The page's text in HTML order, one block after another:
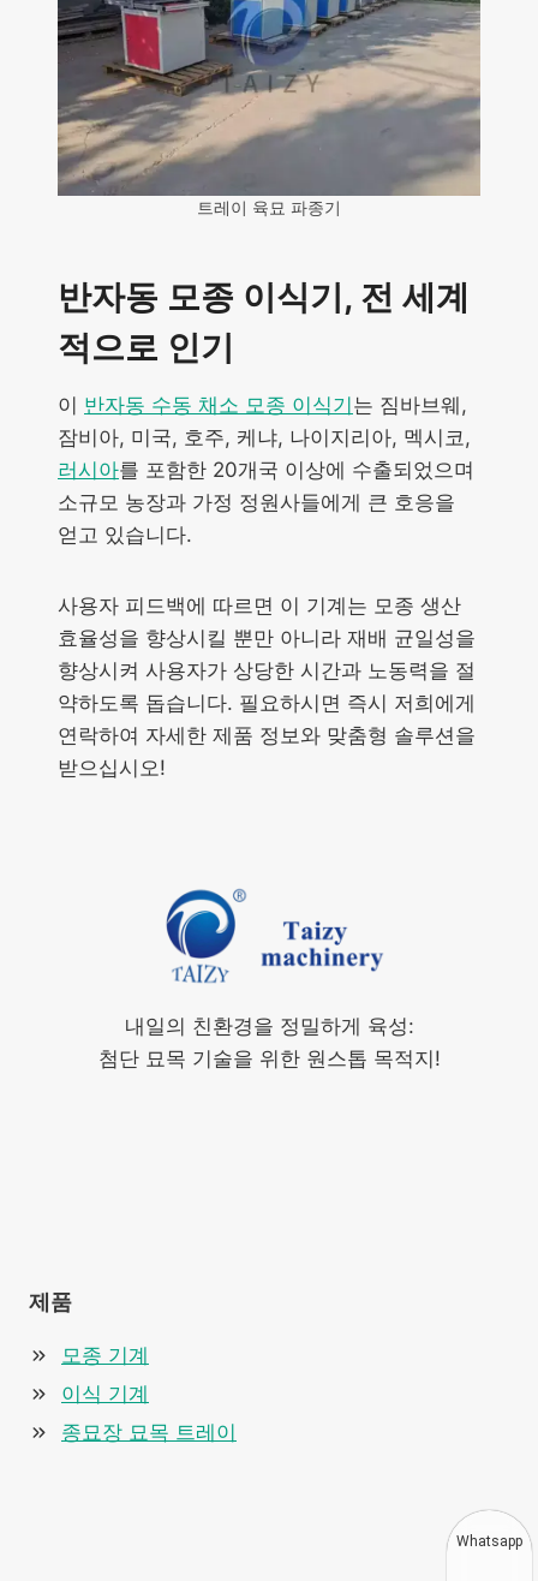
트레이 육묘 파종기
반자동 모종 이식기, 전 세계
적으로 인기
이 반자동 수동 채소 모종 이식기 는 짐바브웨,
잠비아, 미국, 호주, 케냐, 나이지리아, 멕시코,
러시아를 포함한 20개국 이상에 수출되었으며
소규모 농장과 가정 정원사들에게 큰 호응을
얻고 있습니다.
사용자 피드백에 따르면 이 기계는 모종 생산
효율성을 향상시킬 뿐만 아니라 재배 균일성을
향상시켜 사용자가 상당한 시간과 노동력을 절
약하도록 돕습니다. 필요하시면 즉시 저희에게
연락하여 자세한 제품 정보와 맞춤형 솔루션을
받으십시오!
내일의 친환경을 정밀하게 육성:
첨단 묘목 기술을 위한 원스톱 목적지!
제품
모종 기계
이식 기계
종묘장 묘목 트레이
Whatsapp